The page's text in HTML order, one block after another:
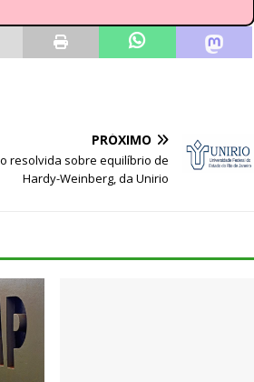
PRÓXIMO
resolvida sobre equilíbrio de
Hardy-Weinberg, da Unirio